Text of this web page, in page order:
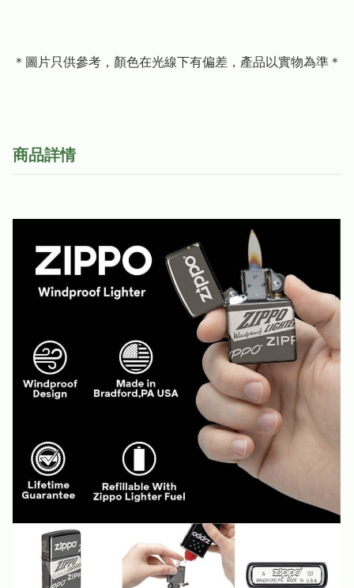
＊圖片只供參考，顏色在光線下有偏差，產品以實物為準＊
商品詳情